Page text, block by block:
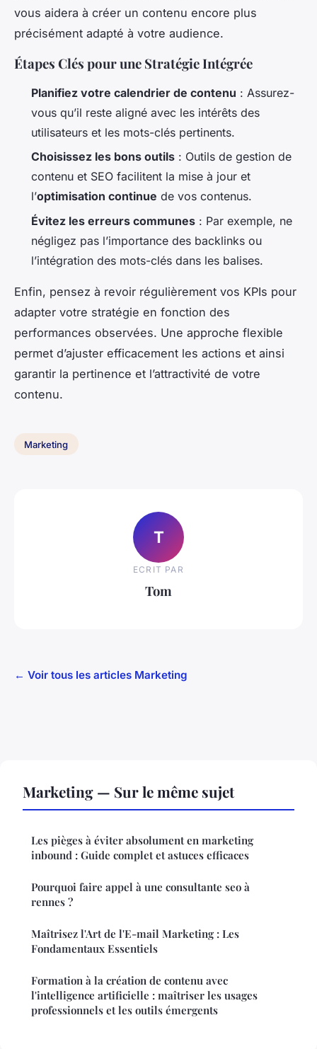
vous aidera à créer un contenu encore plus
précisément adapté à votre audience.
Étapes Clés pour une Stratégie Intégrée
Planifiez votre calendrier de contenu : Assurez-
vous qu’il reste aligné avec les intérêts des
utilisateurs et les mots-clés pertinents.
Choisissez les bons outils : Outils de gestion de
contenu et SEO facilitent la mise à jour et
l’optimisation continue de vos contenus.
Évitez les erreurs communes : Par exemple, ne
négligez pas l’importance des backlinks ou
l’intégration des mots-clés dans les balises.
Enfin, pensez à revoir régulièrement vos KPIs pour
adapter votre stratégie en fonction des
performances observées. Une approche flexible
permet d’ajuster efficacement les actions et ainsi
garantir la pertinence et l’attractivité de votre
contenu.
Marketing
T
ECRIT PAR
Tom
← Voir tous les articles Marketing
Marketing — Sur le même sujet
Les pièges à éviter absolument en marketing
inbound : Guide complet et astuces efficaces
Pourquoi faire appel à une consultante seo à
rennes ?
Maîtrisez l'Art de l'E-mail Marketing : Les
Fondamentaux Essentiels
Formation à la création de contenu avec
l'intelligence artificielle : maîtriser les usages
professionnels et les outils émergents